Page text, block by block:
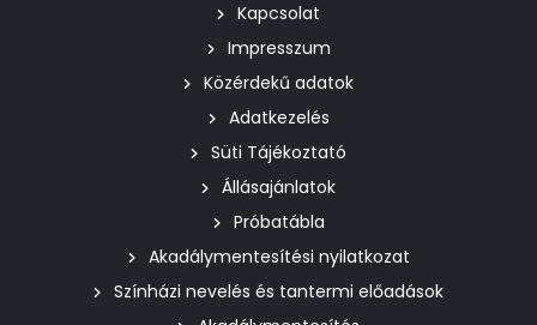
Kapcsolat
Impresszum
Közérdekű adatok
Adatkezelés
Süti Tájékoztató
Állásajánlatok
Próbatábla
Akadálymentesítési nyilatkozat
Színházi nevelés és tantermi előadások